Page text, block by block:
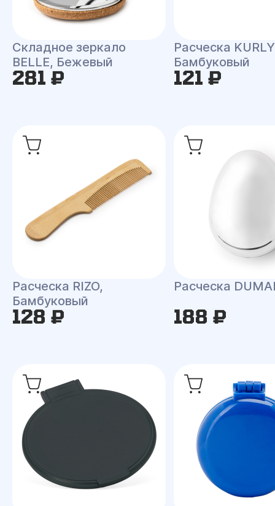
Складное зеркало
BELLE, Бежевый
281 ₽
Расческа
Бамбуковый
121 ₽
Расческа RIZO,
Бамбуковый
128 ₽
Расческа
188 ₽